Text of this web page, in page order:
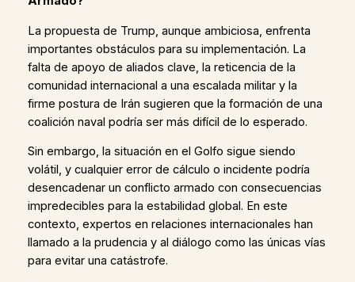
La propuesta de Trump, aunque ambiciosa, enfrenta
importantes obstáculos para su implementación. La
falta de apoyo de aliados clave, la reticencia de la
comunidad internacional a una escalada militar y la
firme postura de Irán sugieren que la formación de una
coalición naval podría ser más difícil de lo esperado.
Sin embargo, la situación en el Golfo sigue siendo
volátil, y cualquier error de cálculo o incidente podría
desencadenar un conflicto armado con consecuencias
impredecibles para la estabilidad global. En este
contexto, expertos en relaciones internacionales han
llamado a la prudencia y al diálogo como las únicas vías
para evitar una catástrofe.